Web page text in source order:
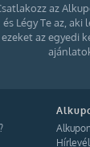
az
és Légy Te az, aki
ezeket az egyedi